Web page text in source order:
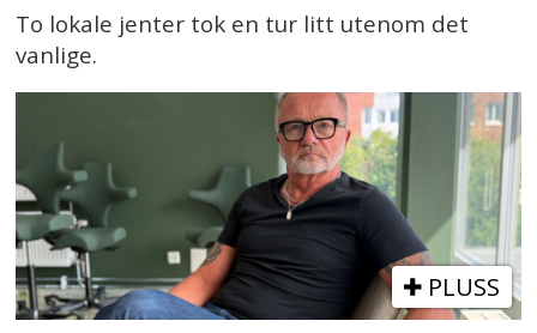
To lokale jenter tok en tur litt utenom det
vanlige.
PLUSS